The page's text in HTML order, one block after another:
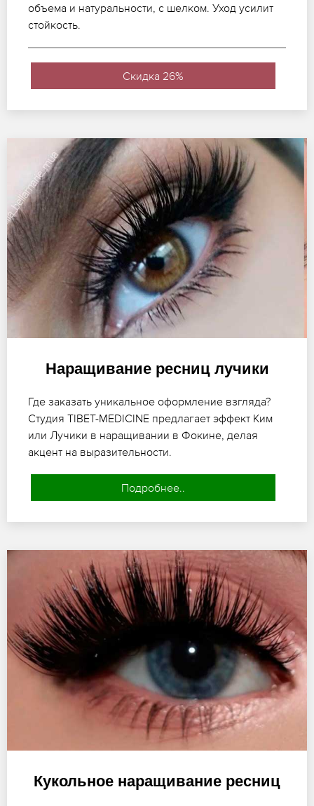
объема и натуральности, с шелком. Уход усилит
стойкость.
Скидка 26%
Наращивание ресниц лучики
Где заказать уникальное оформление взгляда?
Студия TIBET-MEDICINE предлагает эффект Ким
или Лучики в наращивании в Фокине, делая
акцент на выразительности.
Подробнее..
Кукольное наращивание ресниц